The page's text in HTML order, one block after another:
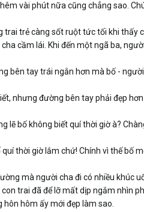
vài phút nữa cũng chẳng sao.
trai trẻ càng sốt ruột tức tối khi thấy
cầm lái. Khi đến một ngã ba,
bên tay trái ngắn hơn mà bố - người
nhưng đường bên tay phải đẹp hơn
lẽ bố không biết quí thời giờ à?
quí thời giờ lắm chứ! Chính vì thế bố
mà người cha đi có nhiều khúc
trai đã để lỡ mất dịp ngắm nhìn
hôn hôm ấy mới đẹp làm sao.